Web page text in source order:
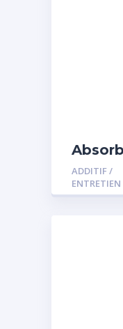
d’eau
ADDITIF /
ENTRETIEN